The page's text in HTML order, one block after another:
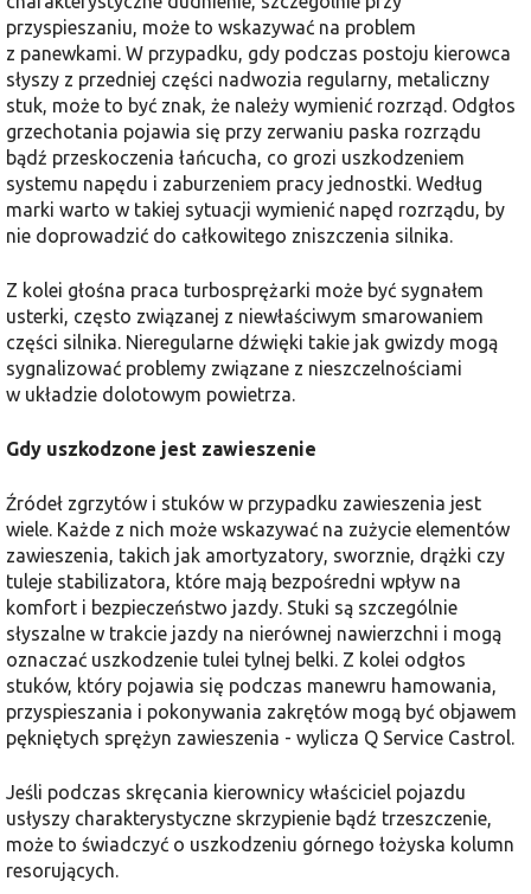
przyspieszaniu, może to wskazywać na problem
z panewkami. W przypadku, gdy podczas postoju kierowca
słyszy z przedniej części nadwozia regularny, metaliczny
stuk, może to być znak, że należy wymienić rozrząd. Odgłos
grzechotania pojawia się przy zerwaniu paska rozrządu
bądź przeskoczenia łańcucha, co grozi uszkodzeniem
systemu napędu i zaburzeniem pracy jednostki. Według
marki warto w takiej sytuacji wymienić napęd rozrządu, by
nie doprowadzić do całkowitego zniszczenia silnika.
Z kolei głośna praca turbosprężarki może być sygnałem
usterki, często związanej z niewłaściwym smarowaniem
części silnika​​. Nieregularne dźwięki takie jak gwizdy mogą
sygnalizować problemy związane z nieszczelnościami
w układzie dolotowym powietrza​.
Gdy uszkodzone jest zawieszenie
Źródeł zgrzytów i stuków w przypadku zawieszenia jest
wiele. Każde z nich może wskazywać na zużycie elementów
zawieszenia, takich jak amortyzatory, sworznie, drążki czy
tuleje stabilizatora, które mają bezpośredni wpływ na
komfort i bezpieczeństwo jazdy​. Stuki są szczególnie
słyszalne w trakcie jazdy na nierównej nawierzchni i mogą
oznaczać uszkodzenie tulei tylnej belki. Z kolei odgłos
stuków, który pojawia się podczas manewru hamowania,
przyspieszania i pokonywania zakrętów mogą być objawem
pękniętych sprężyn zawieszenia - wylicza Q Service Castrol.
Jeśli podczas skręcania kierownicy właściciel pojazdu
usłyszy charakterystyczne skrzypienie bądź trzeszczenie,
może to świadczyć o uszkodzeniu górnego łożyska kolumn
resorujących.